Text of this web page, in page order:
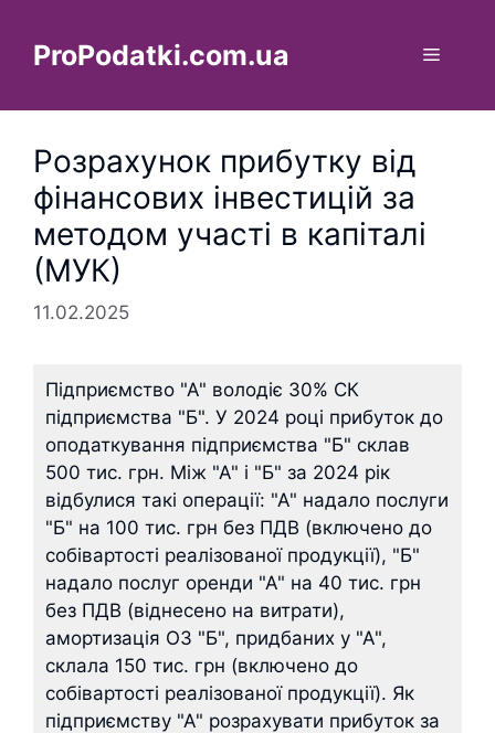
вмістуProPodatki.com.ua Меню
Розрахунок прибутку від
фінансових інвестицій за
методом участі в капіталі
(МУК)
11.02.2025
Підприємство "А" володіє 30% СК
підприємства "Б". У 2024 році прибуток до
оподаткування підприємства "Б" склав
500 тис. грн. Між "А" і "Б" за 2024 рік
відбулися такі операції: "А" надало послуги
"Б" на 100 тис. грн без ПДВ (включено до
собівартості реалізованої продукції), "Б"
надало послуг оренди "А" на 40 тис. грн
без ПДВ (віднесено на витрати),
амортизація ОЗ "Б", придбаних у "А",
склала 150 тис. грн (включено до
собівартості реалізованої продукції). Як
підприємству "А" розрахувати прибуток за